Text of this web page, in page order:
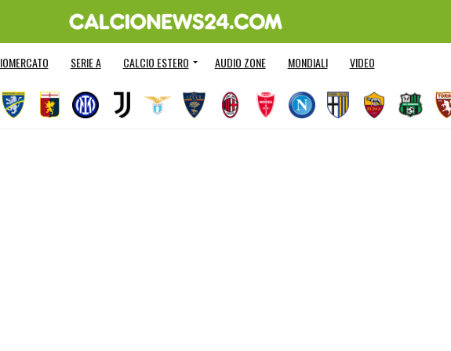
SERIE A CALCIO ESTERO AUDIO ZONE MONDIALI VIDEO